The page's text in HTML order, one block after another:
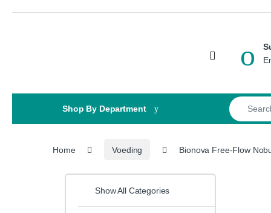
Open
Shop By Department
Search for:
Home Voeding Bionova Free-Flow
Show All Categories